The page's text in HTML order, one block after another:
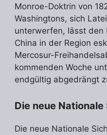
Monroe-Doktrin von
Washingtons, sich
unterwerfen, lässt den
China in der Region
Mercosur-
kommenden Woche
endgültig abgedrängt
Die neue
Die neue Nationale